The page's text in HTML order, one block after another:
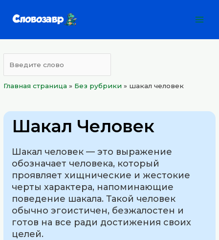
Главная страница » Без рубрики » шакал человек
Шакал Человек
Шакал человек — это выражение
обозначает человека, который
проявляет хищнические и жестокие
черты характера, напоминающие
поведение шакала. Такой человек
обычно эгоистичен, безжалостен и
готов на все ради достижения своих
целей.